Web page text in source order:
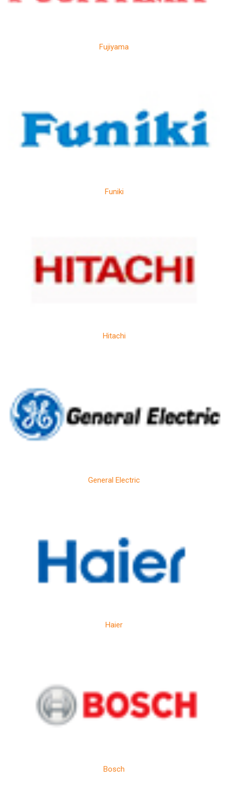
Fujiyama
Funiki
Hitachi
General Electric
Haier
Bosch